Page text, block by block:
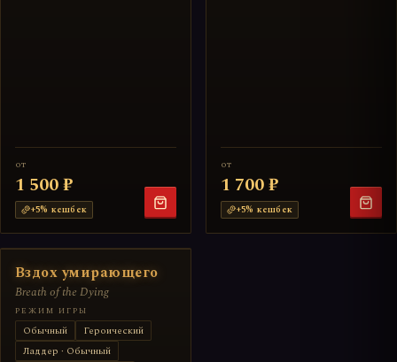
от
1 500 ₽
+5% кешбек
от
1 700 ₽
+5% кешбек
Вздох умирающего
Breath of the Dying
РЕЖИМ ИГРЫ
Обычный
Героический
Ладдер · Обычный